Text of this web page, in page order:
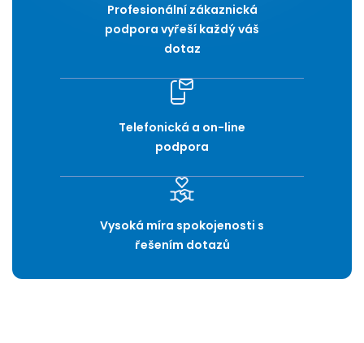
Profesionální zákaznická
podpora vyřeší každý váš
dotaz
Telefonická a on-line
podpora
Vysoká míra spokojenosti s
řešením dotazů